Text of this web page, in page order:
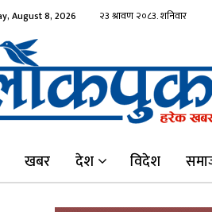
August 8, 2026
खबर देश विदेश